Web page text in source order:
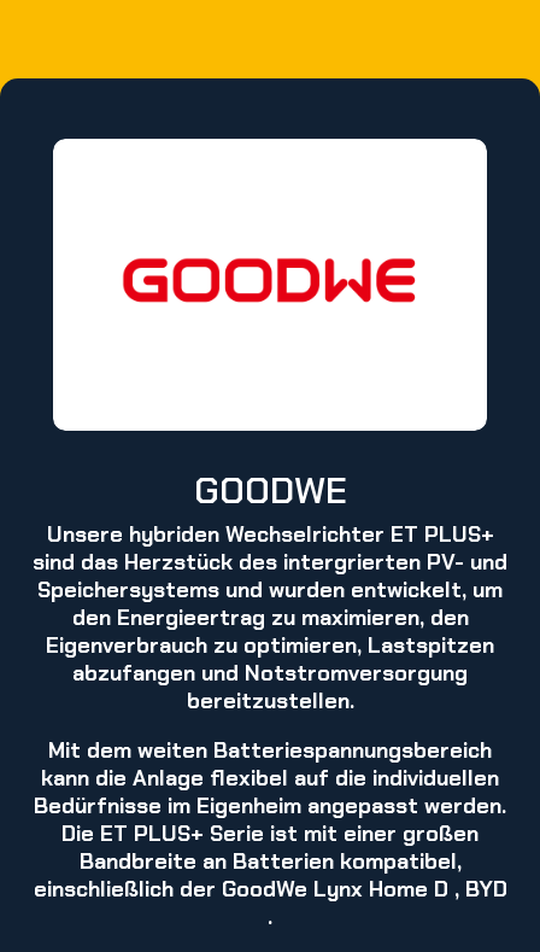
GOODWE
Unsere hybriden Wechselrichter ET PLUS+
sind das Herzstück des intergrierten PV- und
Speichersystems und wurden entwickelt, um
den Energieertrag zu maximieren, den
Eigenverbrauch zu optimieren, Lastspitzen
abzufangen und Notstromversorgung
bereitzustellen.
Mit dem weiten Batteriespannungsbereich
kann die Anlage flexibel auf die individuellen
Bedürfnisse im Eigenheim angepasst werden.
Die ET PLUS+ Serie ist mit einer großen
Bandbreite an Batterien kompatibel,
einschließlich der GoodWe Lynx Home D , BYD
.